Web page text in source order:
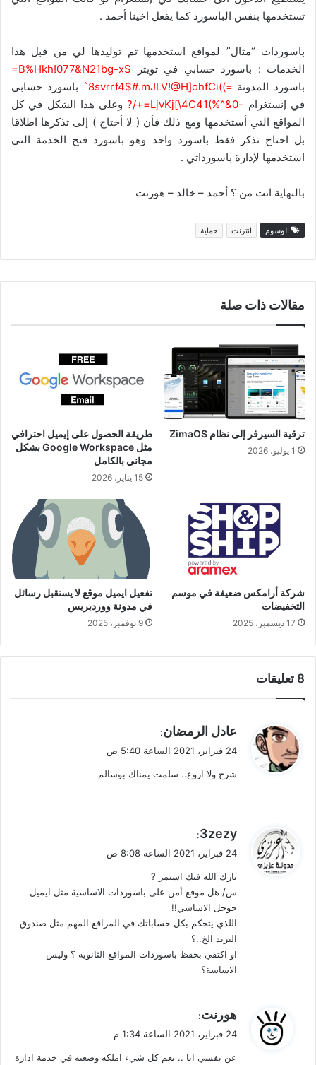
تستخدمها بنفس الباسورد كما يفعل اخينا أحمد .
باسوردات “مثال” لمواقع استخدمها تم توليدها لي من قبل هذا
الخدمات : باسورد حسابي في تويتر B%Hkh!077&N21bg-xS=
باسورد المدونة =))8svrrf4$#.mJLV!@H]ohfCi`
باسورد حسابي
في إنستغرام -0&^%)LjvKj[\4C41=+/?
وعلى هذا الشكل في كل
المواقع التي أستخدمها ومع ذلك فأن ( لا أحتاج ) إلى تذكرها اطلاقا
بل احتاج تذكر فقط باسورد واحد وهو باسورد فتح الخدمة التي
استخدمها لإدارة باسورداتي .
بالنهاية انت من ؟ أحمد – خالد – هورنت
الوسوم انترنت حماية
مقالات ذات صلة
ترقية السيرفر إلى نظام ZimaOS
1 يوليو، 2026
طريقة الحصول على إيميل احترافي
مثل Google Workspace بشكل
مجاني بالكامل
15 يناير، 2026
شركة أرامكس ضعيفة في موسم
التخفيضات
17 ديسمبر، 2025
تفعيل ايميل موقع لا يستقبل رسائل
في مدونة ووردبريس
9 نوفمبر، 2025
‫8 تعليقات
ي
ل
عادل الرمضان:
24 فبراير، 2021 الساعة 5:40 ص
شرح ولا اروع.. سلمت يمناك بوسالم
ي
ل
3zezy
:
24 فبراير، 2021 الساعة 8:08 ص
بارك الله فيك استمر ?
س/ هل موقع أمن على باسوردات الاساسية مثل ايميل
جوجل الاساسي!!
اللذي يتحكم بكل حساباتك في المراقع المهم مثل صندوق
البريد الخ..؟
او اكتفي بحفظ باسوردات المواقع الثانوية ؟ وليس
الاساسة؟
ل
هورنت:
24 فبراير، 2021 الساعة 1:34 م
عن نفسي انا .. نعم كل شيء املكه وضعته في خدمة ادارة